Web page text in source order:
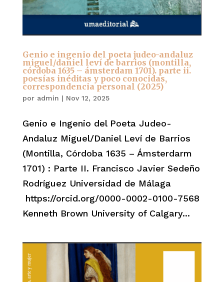
Genio e ingenio del poeta judeo-andaluz
miguel/daniel leví de barrios (montilla,
córdoba 1635 – ámsterdam 1701). parte ii.
poesías inéditas y poco conocidas,
correspondencia personal (2025)
por admin | Nov 12, 2025
Genio e Ingenio del Poeta Judeo-
Andaluz Miguel/Daniel Leví de Barrios
(Montilla, Córdoba 1635 – Ámsterdarm
1701) : Parte II. Francisco Javier Sedeño
Rodríguez Universidad de Málaga
https://orcid.org/0000-0002-0100-7568
Kenneth Brown University of Calgary...